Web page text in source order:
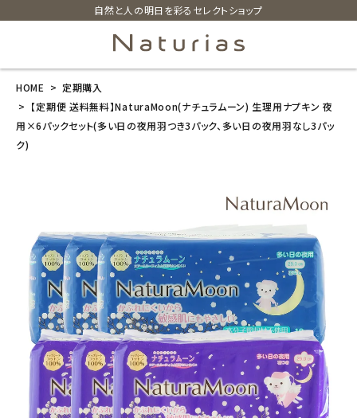
自然と人の明日を彩るセレクトショップ
search
【定期便 送料
無料】NaturaM
oon(ナチュラ
ムーン) 生理用
ナプキン 夜用
×6パックセッ
ト(多い日の夜
用羽つき3パッ
ク、多い日の夜
HOME
定期購入
【定期便 送料無料】NaturaMoon(ナチュラムーン) 生理用ナプキン 夜
用×6パックセット(多い日の夜用羽つき3パック、多い日の夜用羽なし3パッ
ク)